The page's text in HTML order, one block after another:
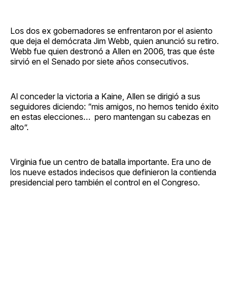
Los dos ex gobernadores se enfrentaron por el asiento
que deja el demócrata Jim Webb, quien anunció su retiro.
Webb fue quien destronó a Allen en 2006, tras que éste
sirvió en el Senado por siete años consecutivos.
Al conceder la victoria a Kaine, Allen se dirigió a sus
seguidores diciendo: “mis amigos, no hemos tenido éxito
en estas elecciones… pero mantengan su cabezas en
alto”.
Virginia fue un centro de batalla importante. Era uno de
los nueve estados indecisos que definieron la contienda
presidencial pero también el control en el Congreso.